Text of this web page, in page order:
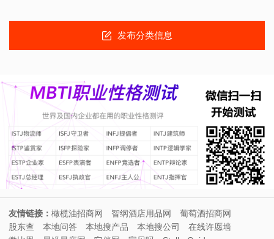
发布分类信息
友情链接： 橄榄油招商网 智纲酒店用品网
葡萄酒招商网
股东查
本地问答 本地搜产品 本地搜公司
在线许愿墙